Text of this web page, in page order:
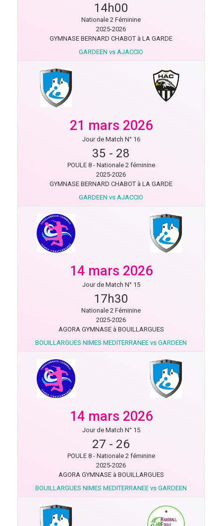
14h00
Nationale 2 Féminine
2025-2026
GYMNASE BERNARD CHABOT à LA GARDE
GARDEEN vs AJACCIO
21 mars 2026
Jour de Match N° 16
35 - 28
POULE 8 - Nationale 2 féminine
2025-2026
GYMNASE BERNARD CHABOT à LA GARDE
GARDEEN vs AJACCIO
14 mars 2026
Jour de Match N° 15
17h30
Nationale 2 Féminine
2025-2026
AGORA GYMNASE à BOUILLARGUES
BOUILLARGUES NIMES MEDITERRANEE vs GARDEEN
14 mars 2026
Jour de Match N° 15
27 - 26
POULE 8 - Nationale 2 féminine
2025-2026
AGORA GYMNASE à BOUILLARGUES
BOUILLARGUES NIMES MEDITERRANEE vs GARDEEN